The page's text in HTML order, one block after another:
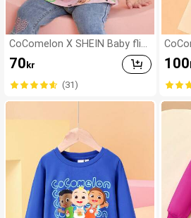
CoComelon X SHEIN Baby flic
ka Söt seriefigur Porträtt & hj
ärta All-over tryck volanger lån
70 kr
(31)
a
åge
100